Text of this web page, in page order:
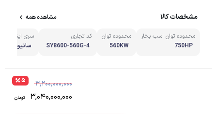
مشخصات کالا مشاهده همه
محدوده توان اسب بخار
750HP
محدوده توان
560KW
کد تجاری
SY8600-560G-4
سری اینورتر
سانیو SY8600
۳,۲۰۰,۰۰۰,۰۰۰
۳,۰۴۰,۰۰۰,۰۰۰ تومان
۵